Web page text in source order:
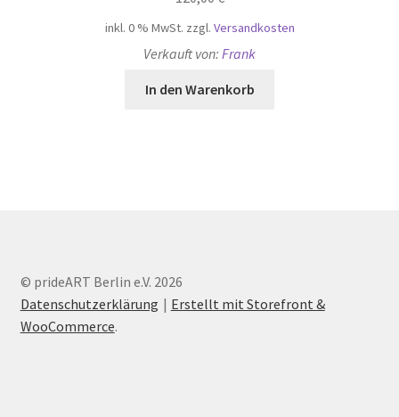
inkl. 0 % MwSt. zzgl. Versandkosten
Verkauft von: Frank
In den Warenkorb
© prideART Berlin e.V. 2026
Datenschutzerklärung
Erstellt mit Storefront &
WooCommerce.